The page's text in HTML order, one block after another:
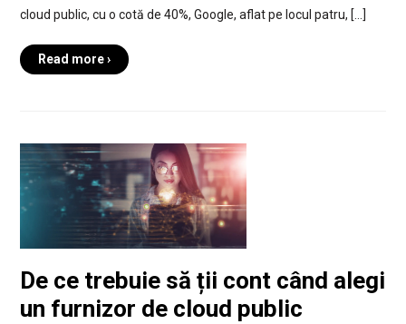
cloud public, cu o cotă de 40%, Google, aflat pe locul patru, […]
Read more ›
De ce trebuie să ții cont când alegi
un furnizor de cloud public